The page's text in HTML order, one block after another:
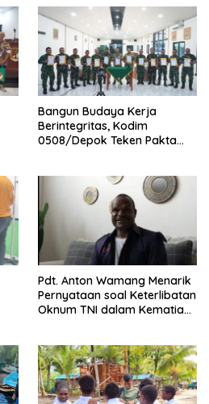
Bangun Budaya Kerja
Berintegritas, Kodim
0508/Depok Teken Pakta
Pdt. Anton Wamang Menarik
Pernyataan soal Keterlibatan
Oknum TNI dalam Kematian